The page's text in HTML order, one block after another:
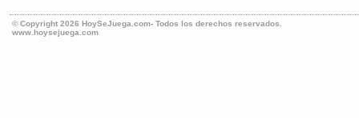
© Copyright 2026 HoySeJuega.com- Todos los derechos reservados.
www.hoysejuega.com